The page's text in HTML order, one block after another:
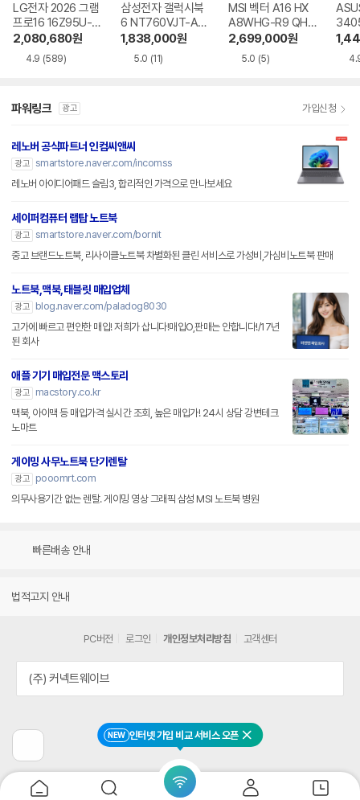
NEW 인터넷 가입 비교 서비스 오픈 닫기
LG전자 2026 그램
프로16 16Z95U-G
S5WK
2,080,680원
4.9 (589)
삼성전자 갤럭시북
6 NT760VJT-A51
A
1,838,000원
5.0 (11)
MSI 벡터 A16 HX
A8WHG-R9 QHD
+
2,699,000원
5.0 (5)
9W
파워링크 광고 가입신청
레노버 공식파트너 인컴씨앤씨
광고 smartstore.naver.com/incomss
레노버 아이디어패드 슬림3, 합리적인 가격으로 만나보세요
세이퍼컴퓨터 랩탑 노트북
광고 smartstore.naver.com/bornit
중고 브랜드노트북, 리사이클노트북 차별화된 클린 서비스로 가성비,가심비노트북 판매
노트북,맥북,태블릿 매입업체
광고
blog.naver.com/paladog8030
고가에 빠르고 편안한 매입! 저희가 삽니다!매입O,판매는 안합니다!/17년
된 회사
애플 기기 매입전문 맥스토리
광고
macstory.co.kr
맥북, 아이맥 등 매입가격 실시간 조회, 높은 매입가! 24시 상담 강변테크
노마트
게이밍 사무노트북 단기렌탈
광고
pooomrt.com
의무사용기간 없는 렌탈. 게이밍 영상 그래픽 삼성 MSI 노트북 병원
빠른배송 안내
법적고지 안내
전
페
이
지
PC버전 로그인 개인정보처리방침 고객센터
(주) 커넥트웨이브